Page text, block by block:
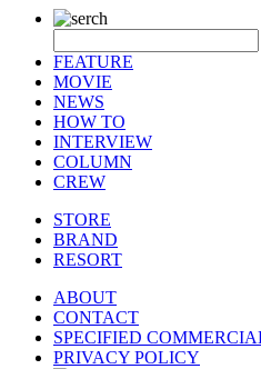
FEATURE
MOVIE
NEWS
HOW TO
INTERVIEW
COLUMN
CREW
STORE
BRAND
RESORT
ABOUT
CONTACT
SPECIFIED
PRIVACY POLICY